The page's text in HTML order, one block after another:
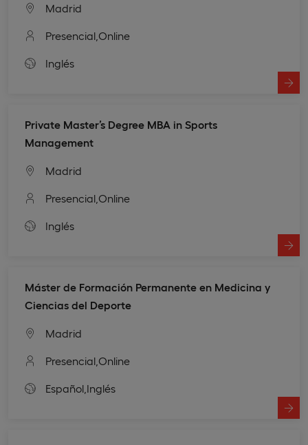
Madrid
Presencial, Online
Inglés
Private Master’s Degree MBA in Sports
Management
Madrid
Presencial, Online
Inglés
Máster de Formación Permanente en Medicina y
Ciencias del Deporte
Madrid
Presencial, Online
Español, Inglés